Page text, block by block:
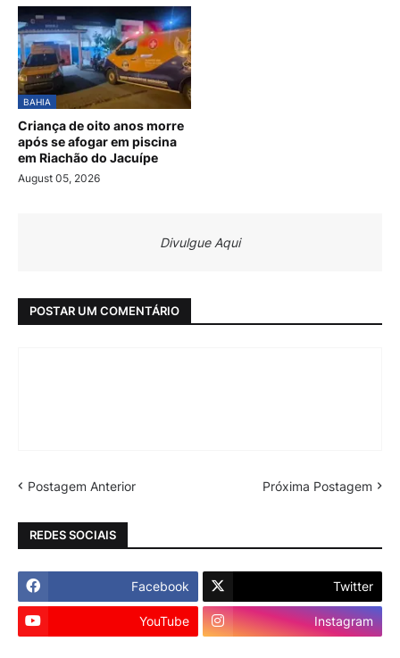
BAHIA
Criança de oito anos morre
após se afogar em piscina
em Riachão do Jacuípe
August 05, 2026
Divulgue Aqui
POSTAR UM COMENTÁRIO
Postagem Anterior Próxima Postagem
REDES SOCIAIS
Facebook Twitter
YouTube Instagram